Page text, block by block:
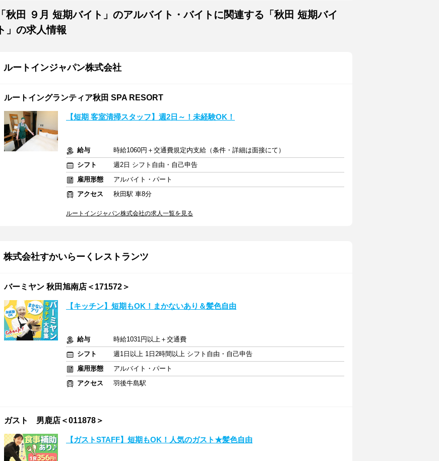
「秋田 ９月 短期バイト」のアルバイト・バイトに関連する「秋田 短期バイ
ト」の求人情報
ルートインジャパン株式会社
ルートイングランティア秋田 SPA RESORT
【短期 客室清掃スタッフ】週2日～！未経験OK！
給与
時給1060円＋交通費規定内支給（条件・詳細は面接にて）
シフト
週2日 シフト自由・自己申告
雇用形態
アルバイト・パート
アクセス
秋田駅 車8分
ルートインジャパン株式会社の求人一覧を見る
株式会社すかいらーくレストランツ
バーミヤン 秋田旭南店＜171572＞
【キッチン】短期もOK！まかないあり＆髪色自由
給与
時給1031円以上＋交通費
シフト
週1日以上 1日2時間以上 シフト自由・自己申告
雇用形態
アルバイト・パート
アクセス
羽後牛島駅
ガスト 男鹿店＜011878＞
【ガストSTAFF】短期もOK！人気のガスト★髪色自由